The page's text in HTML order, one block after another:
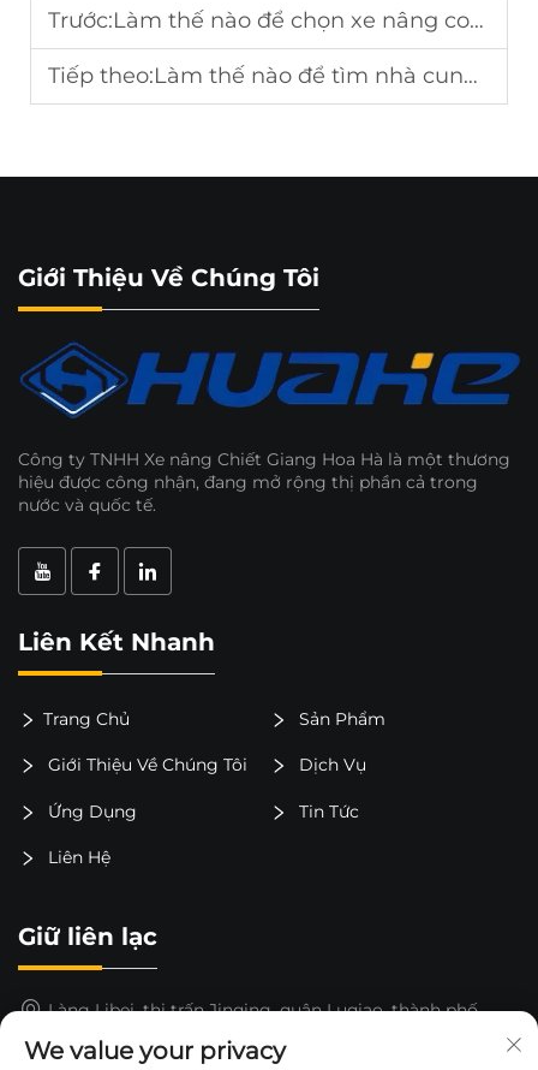
Trước:Làm thế nào để chọn xe nâng container?
Tiếp theo:Làm thế nào để tìm nhà cung cấp xe nâng đáng tin cậy?
Giới Thiệu Về Chúng Tôi
Công ty TNHH Xe nâng Chiết Giang Hoa Hà là một thương
hiệu được công nhận, đang mở rộng thị phần cả trong
nước và quốc tế.
Liên Kết Nhanh
Trang Chủ Sản Phẩm
Giới Thiệu Về Chúng Tôi Dịch Vụ
Ứng Dụng Tin Tức
Liên Hệ
Giữ liên lạc
Làng Libei, thị trấn Jinqing, quận Luqiao, thành phố
We value your privacy